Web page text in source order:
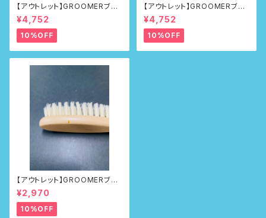
【アウトレット】GROOMERブラ
シNo.218
¥4,752
10%OFF
【アウトレット】GROOMERブラ
シNo.218
¥4,752
10%OFF
【アウトレット】GROOMERブラ
シ No.100First
¥2,970
10%OFF